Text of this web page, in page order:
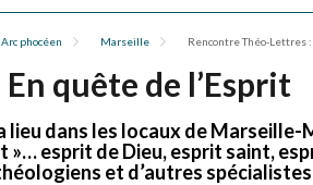
Arc phocéen Marseille Rencontre Théo-Lettres
quête de l’Esprit
dans les locaux de Marseille-
esprit de Dieu, esprit saint,
et d’autres